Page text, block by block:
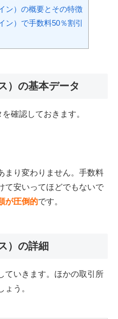
ン）の概要とその特徴
ン）で手数料50％割引
）の基本データ
確認しておきます。
まり変わりません。手数料
て安いってほどでもないで
が圧倒的です。
）の詳細
ていきます。ほかの取引所
う。